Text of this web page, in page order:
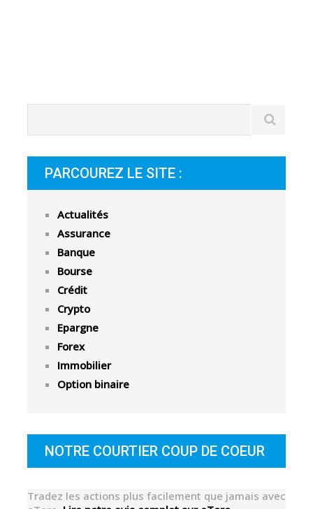
PARCOUREZ LE SITE :
Actualités
Assurance
Banque
Bourse
Crédit
Crypto
Epargne
Forex
Immobilier
Option binaire
NOTRE COURTIER COUP DE COEUR
Tradez les actions plus facilement que jamais avec